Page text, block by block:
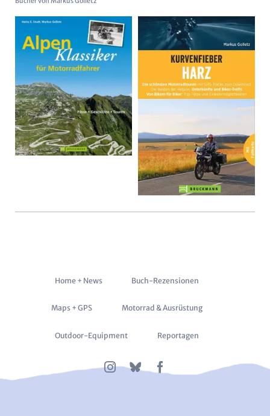
Navigation
Home + News Buch-Rezensionen
Maps + GPS Motorrad & Ausrüstung
Outdoor-Equipment Reportagen